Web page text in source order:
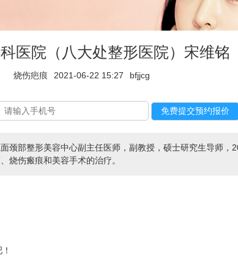
医院（八大处整形医院）宋维铭
烧伤疤痕 2021-06-22 15:27 bfjjcg
颈部整形美容中心副主任医师，副教授，硕士研究生导师，
烧伤瘢痕和美容手术的治疗。